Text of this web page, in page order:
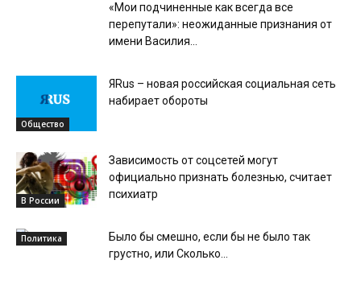
«Мои подчиненные как всегда все
перепутали»: неожиданные признания от
имени Василия...
Общество
ЯRus – новая российская социальная сеть
набирает обороты
В России
Зависимость от соцсетей могут
официально признать болезнью, считает
психиатр
Политика
Было бы смешно, если бы не было так
грустно, или Сколько...